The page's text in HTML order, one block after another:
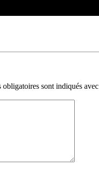
obligatoires sont indiqués avec